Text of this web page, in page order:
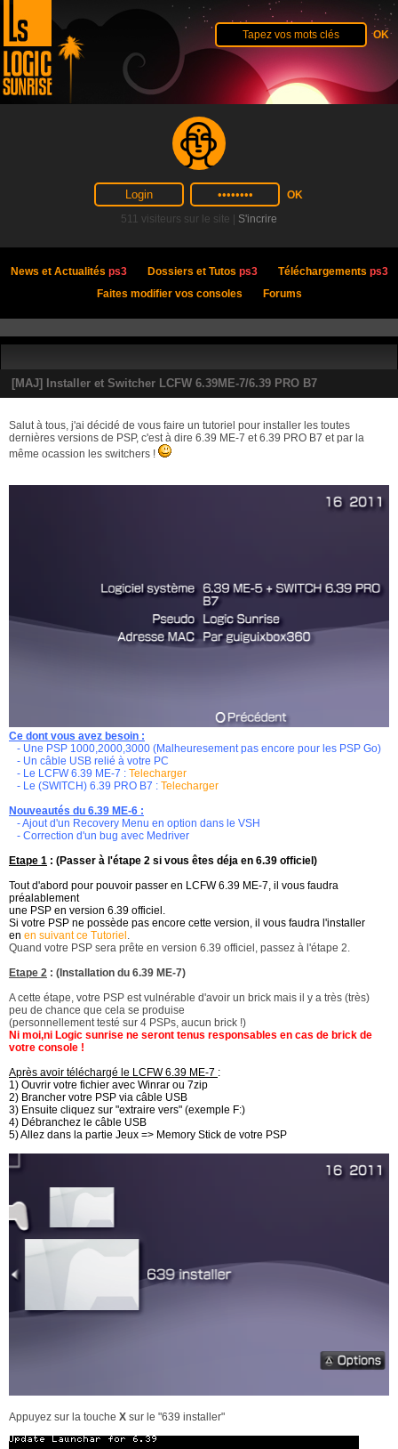
511 visiteurs sur le site | S'incrire
News et Actualités ps3 Dossiers et Tutos ps3 Téléchargements ps3
Faites modifier vos consoles
Forums
[MAJ] Installer et Switcher LCFW 6.39ME-7/6.39 PRO B7
Salut à tous, j'ai décidé de vous faire un tutoriel pour installer les toutes
dernières versions de PSP, c'est à dire 6.39 ME-7 et 6.39 PRO B7 et par la
même ocassion les switchers !
Ce dont vous avez besoin :
- Une PSP 1000,2000,3000 (Malheuresement pas encore pour les PSP Go)
- Un câble USB relié à votre PC
- Le LCFW 6.39 ME-7 : Telecharger
- Le (SWITCH) 6.39 PRO B7 : Telecharger
Nouveautés du 6.39 ME-6 :
- Ajout d'un Recovery Menu en option dans le VSH
- Correction d'un bug avec Medriver
Etape 1 : (Passer à l'étape 2 si vous êtes déja en 6.39 officiel)
Tout d'abord pour pouvoir passer en LCFW 6.39 ME-7, il vous faudra
préalablement
une PSP en version 6.39 officiel.
Si votre PSP ne possède pas encore cette version, il vous faudra l'installer
en en suivant ce Tutoriel .
Quand votre PSP sera prête en version 6.39 officiel, passez à l'étape 2.
Etape 2 : (Installation du 6.39 ME-7)
A cette étape, votre PSP est vulnérable d'avoir un brick mais il y a très (très)
peu de chance que cela se produise
(personnellement testé sur 4 PSPs, aucun brick !)
Ni moi,ni Logic sunrise ne seront tenus responsables en cas de brick de
votre console !
Après avoir téléchargé le LCFW 6.39 ME-7 :
1) Ouvrir votre fichier avec Winrar ou 7zip
2) Brancher votre PSP via câble USB
3) Ensuite cliquez sur "extraire vers" (exemple F:)
4) Débranchez le câble USB
5) Allez dans la partie Jeux => Memory Stick de votre PSP
Appuyez sur la touche X sur le "639 installer"